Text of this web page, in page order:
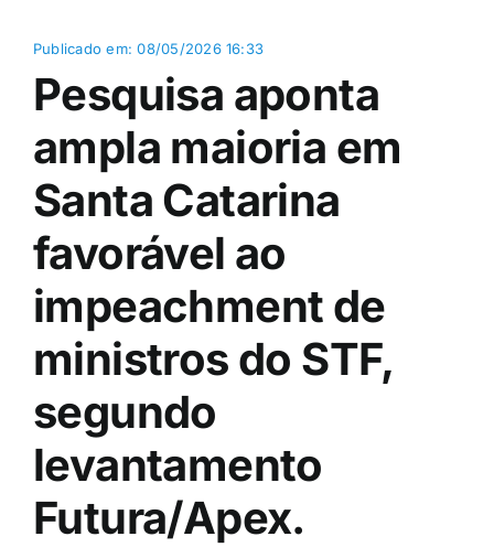
Publicado em: 08/05/2026 16:33
Pesquisa aponta
ampla maioria em
Santa Catarina
favorável ao
impeachment de
ministros do STF,
segundo
levantamento
Futura/Apex.